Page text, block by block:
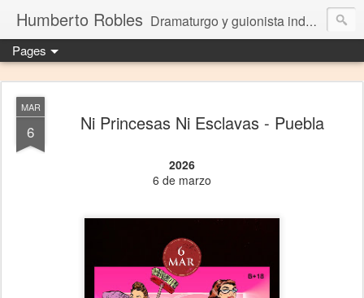
Humberto Robles Dramaturgo y guionista independiente
Pages
MAR
6 Ni Princesas Ni Esclavas - Puebla
2026
6 de marzo